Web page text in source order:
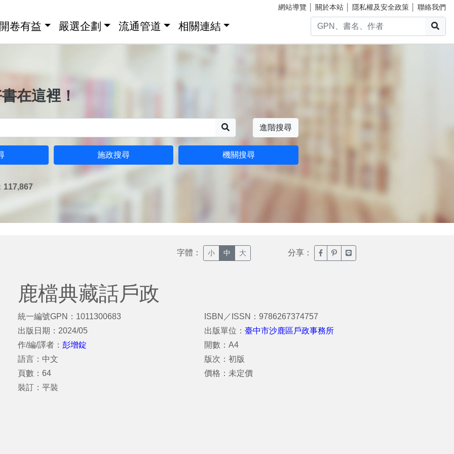
網站導覽 關於本站 隱私權及安全政策 聯絡我們
卷有益 嚴選企劃 流通管道 相關連結
在這裡！
進階搜尋
施政搜尋 機關搜尋
117,867
字體： 小 中 大 分享： 臉書分享(另開新視窗)
噗浪分享(另開新視窗)
Line分享(另開新視窗)
鹿檔典藏話戶政
統一編號GPN：1011300683
出版日期：2024/05
作/編/譯者： 彭增錠
語言：中文
頁數：64
裝訂：平裝
ISBN／ISSN：9786267374757
出版單位：臺中市沙鹿區戶政事務所
開數：A4
版次：初版
價格：未定價